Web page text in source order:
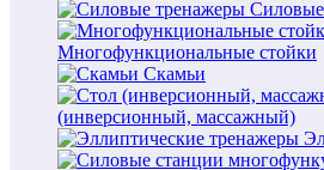
Многофункциональные стойки
Скамьи
(инверсионный, массажный)